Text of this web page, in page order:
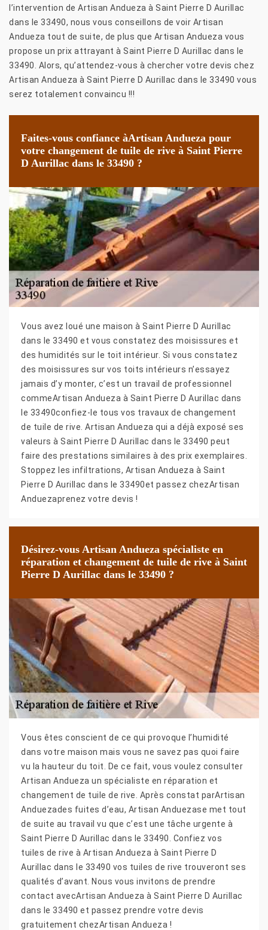
l’intervention de Artisan Andueza à Saint Pierre D Aurillac
dans le 33490, nous vous conseillons de voir Artisan
Andueza tout de suite, de plus que Artisan Andueza vous
propose un prix attrayant à Saint Pierre D Aurillac dans le
33490. Alors, qu’attendez-vous à chercher votre devis chez
Artisan Andueza à Saint Pierre D Aurillac dans le 33490 vous
serez totalement convaincu !!!
Faites-vous confiance àArtisan Andueza pour
votre changement de tuile de rive à Saint Pierre
D Aurillac dans le 33490 ?
Vous avez loué une maison à Saint Pierre D Aurillac
dans le 33490 et vous constatez des moisissures et
des humidités sur le toit intérieur. Si vous constatez
des moisissures sur vos toits intérieurs n’essayez
jamais d’y monter, c’est un travail de professionnel
commeArtisan Andueza à Saint Pierre D Aurillac dans
le 33490confiez-le tous vos travaux de changement
de tuile de rive. Artisan Andueza qui a déjà exposé ses
valeurs à Saint Pierre D Aurillac dans le 33490 peut
faire des prestations similaires à des prix exemplaires.
Stoppez les infiltrations, Artisan Andueza à Saint
Pierre D Aurillac dans le 33490et passez chezArtisan
Anduezaprenez votre devis !
Désirez-vous Artisan Andueza spécialiste en
réparation et changement de tuile de rive à Saint
Pierre D Aurillac dans le 33490 ?
Vous êtes conscient de ce qui provoque l’humidité
dans votre maison mais vous ne savez pas quoi faire
vu la hauteur du toit. De ce fait, vous voulez consulter
Artisan Andueza un spécialiste en réparation et
changement de tuile de rive. Après constat parArtisan
Anduezades fuites d’eau, Artisan Anduezase met tout
de suite au travail vu que c’est une tâche urgente à
Saint Pierre D Aurillac dans le 33490. Confiez vos
tuiles de rive à Artisan Andueza à Saint Pierre D
Aurillac dans le 33490 vos tuiles de rive trouveront ses
qualités d’avant. Nous vous invitons de prendre
contact avecArtisan Andueza à Saint Pierre D Aurillac
dans le 33490 et passez prendre votre devis
gratuitement chezArtisan Andueza !